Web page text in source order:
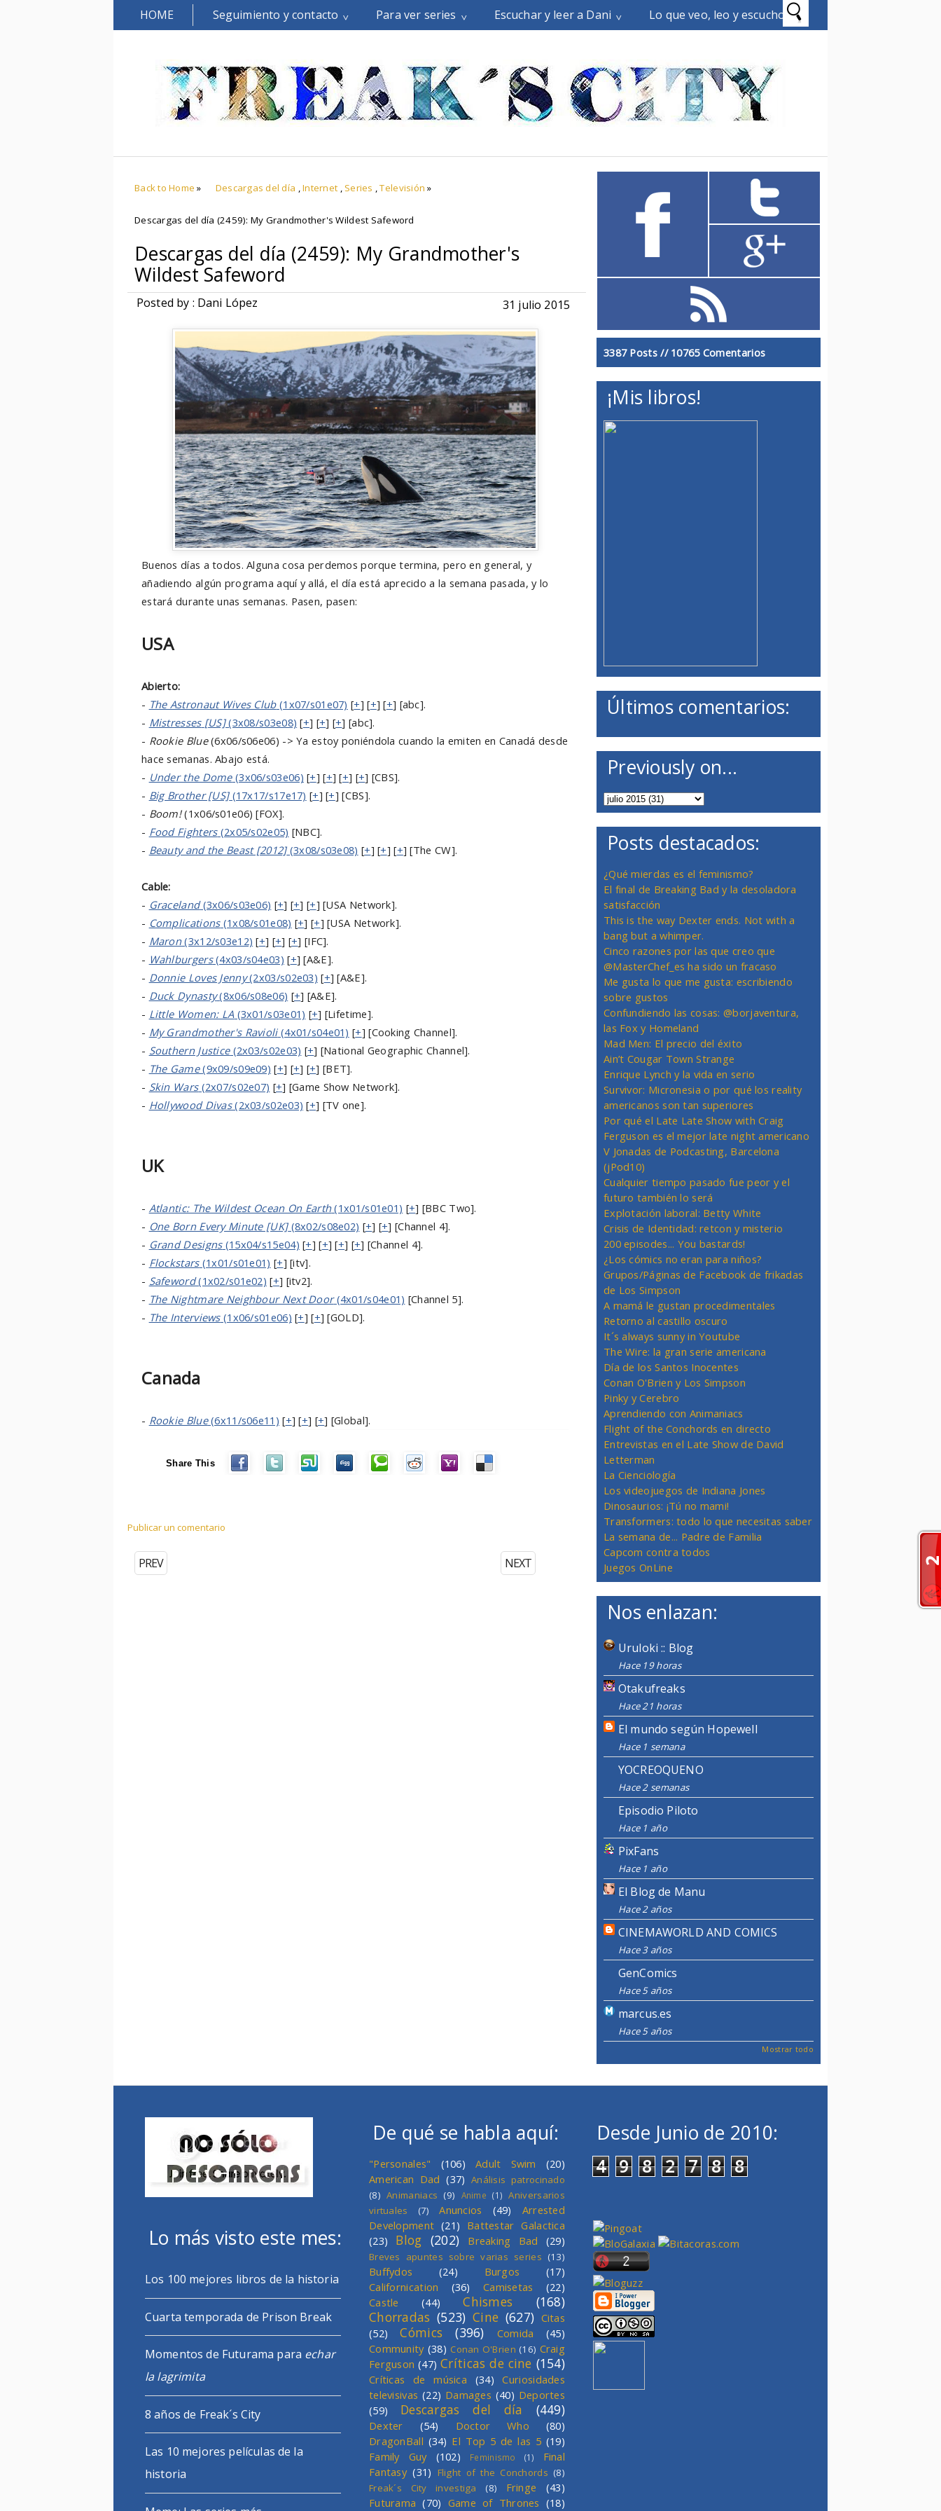
HOME Seguimiento y contacto Para ver series Escuchar y leer a Dani Lo que veo, leo y escucho
Back to Home » Descargas del día ,Internet , Series ,Televisión »
Descargas del día (2459): My Grandmother's Wildest Safeword
Descargas del día (2459): My Grandmother's
Wildest Safeword
Posted by : Dani López 31 julio 2015
Buenos días a todos. Alguna cosa perdemos porque termina, pero en general, y
añadiendo algún programa aquí y allá, el día está aprecido a la semana pasada, y lo
estará durante unas semanas. Pasen, pasen:
USA
Abierto:
- The Astronaut Wives Club(1x07/s01e07) [+] [+] [+] [abc].
- Mistresses [US](3x08/s03e08) [+] [+] [+] [abc].
- Rookie Blue(6x06/s06e06) -> Ya estoy poniéndola cuando la emiten en Canadá desde
hace semanas. Abajo está.
- Under the Dome(3x06/s03e06) [+] [+] [+] [+] [CBS].
- Big Brother [US](17x17/s17e17) [+] [+] [CBS].
- Boom!(1x06/s01e06) [FOX].
- Food Fighters(2x05/s02e05) [NBC].
- Beauty and the Beast [2012](3x08/s03e08) [+] [+] [+] [The CW].
Cable:
- Graceland(3x06/s03e06) [+] [+] [+] [USA Network].
- Complications(1x08/s01e08) [+] [+] [USA Network].
- Maron(3x12/s03e12) [+] [+] [+] [IFC].
- Wahlburgers(4x03/s04e03) [+] [A&E].
- Donnie Loves Jenny(2x03/s02e03) [+] [A&E].
- Duck Dynasty(8x06/s08e06) [+] [A&E].
- Little Women: LA(3x01/s03e01) [+] [Lifetime].
- My Grandmother's Ravioli(4x01/s04e01) [+] [Cooking Channel].
- Southern Justice(2x03/s02e03) [+] [National Geographic Channel].
- The Game(9x09/s09e09) [+] [+] [+] [BET].
- Skin Wars(2x07/s02e07) [+] [Game Show Network].
- Hollywood Divas(2x03/s02e03) [+] [TV one].
UK
- Atlantic: The Wildest Ocean On Earth(1x01/s01e01) [+] [BBC Two].
- One Born Every Minute [UK](8x02/s08e02) [+] [+] [Channel 4].
- Grand Designs(15x04/s15e04) [+] [+] [+] [+] [Channel 4].
- Flockstars(1x01/s01e01) [+] [itv].
- Safeword(1x02/s01e02) [+] [itv2].
- The Nightmare Neighbour Next Door(4x01/s04e01) [Channel 5].
- The Interviews(1x06/s01e06) [+] [+] [GOLD].
Canada
- Rookie Blue(6x11/s06e11) [+] [+] [+] [Global].
Share This
Publicar un comentario
NEXT
PREV
3387 Posts // 10765 Comentarios
¡Mis libros!
Últimos comentarios:
Previously on...
Posts destacados:
¿Qué mierdas es el feminismo?
El final de Breaking Bad y la desoladora
satisfacción
This is the way Dexter ends. Not with a
bang but a whimper.
Cinco razones por las que creo que
@MasterChef_es ha sido un fracaso
Me gusta lo que me gusta: escribiendo
sobre gustos
Confundiendo las cosas: @borjaventura,
las Fox y Homeland
Mad Men: El precio del éxito
Ain’t Cougar Town Strange
Enrique Lynch y la vida en serio
Survivor: Micronesia o por qué los reality
americanos son tan superiores
Por qué el Late Late Show with Craig
Ferguson es el mejor late night americano
V Jonadas de Podcasting, Barcelona
(jPod10)
Cualquier tiempo pasado fue peor y el
futuro también lo será
Explotación laboral: Betty White
Crisis de Identidad: retcon y misterio
200 episodes... You bastards!
¿Los cómics no eran para niños?
Grupos/Páginas de Facebook de frikadas
de Los Simpson
A mamá le gustan procedimentales
Retorno al castillo oscuro
It´s always sunny in Youtube
The Wire: la gran serie americana
Día de los Santos Inocentes
Conan O'Brien y Los Simpson
Pinky y Cerebro
Aprendiendo con Animaniacs
Flight of the Conchords en directo
Entrevistas en el Late Show de David
Letterman
La Cienciología
Los videojuegos de Indiana Jones
Dinosaurios: ¡Tú no mami!
Transformers: todo lo que necesitas saber
La semana de... Padre de Familia
Capcom contra todos
Juegos OnLine
Nos enlazan:
Uruloki :: Blog
Hace 19 horas
Otakufreaks
Hace 21 horas
El mundo según Hopewell
Hace 1 semana
YOCREOQUENO
Hace 2 semanas
Episodio Piloto
Hace 1 año
PixFans
Hace 1 año
El Blog de Manu
Hace 2 años
CINEMAWORLD AND COMICS
Hace 3 años
GenComics
Hace 5 años
marcus.es
Hace 5 años
Mostrar todo
Lo más visto este mes:
Los 100 mejores libros de la historia
Cuarta temporada de Prison Break
Momentos de Futurama para echar
la lagrimita
8 años de Freak´s City
Las 10 mejores películas de la
historia
De qué se habla aquí:
"Personales" (106) Adult Swim
(20)
American Dad (37) Análisis patrocinado
(8) Animaniacs (9) Anime (1) Aniversarios
virtuales
(7) Anuncios (49)
Arrested
Development (21) Battestar Galactica
(23)
Blog (202) Breaking Bad (29)
Breves apuntes sobre varias series (13)
Buffydos (24) Burgos
(17)
Californication
(36) Camisetas
(22)
Castle
(44) Chismes
(168)
Chorradas (523) Cine (627) Citas
(52)
Cómics (396) Comida
(45)
Community (38) Conan O'Brien (16) Craig
Ferguson (47) Críticas de cine (154)
Críticas de música (34)
Curiosidades
televisivas (22) Damages (40) Deportes
(59)
Descargas del día (449)
Dexter (54) Doctor Who
(80)
DragonBall (34) El Top 5 de las 5 (19)
Family Guy
(102) Feminismo (1)
Final
Fantasy (31) Flight of the Conchords (8)
Freak´s City investiga
(8) Fringe
(43)
Futurama (70) Game of Thrones (18)
Desde Junio de 2010:
4 9 8 2 7 8 8